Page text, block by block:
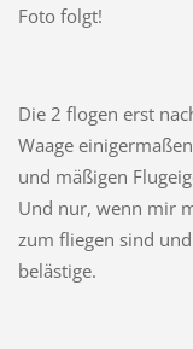
Foto folgt!
Die 2 flogen erst
Waage
und mäßigen
Und nur, wenn mir
zum fliegen sind
belästige.